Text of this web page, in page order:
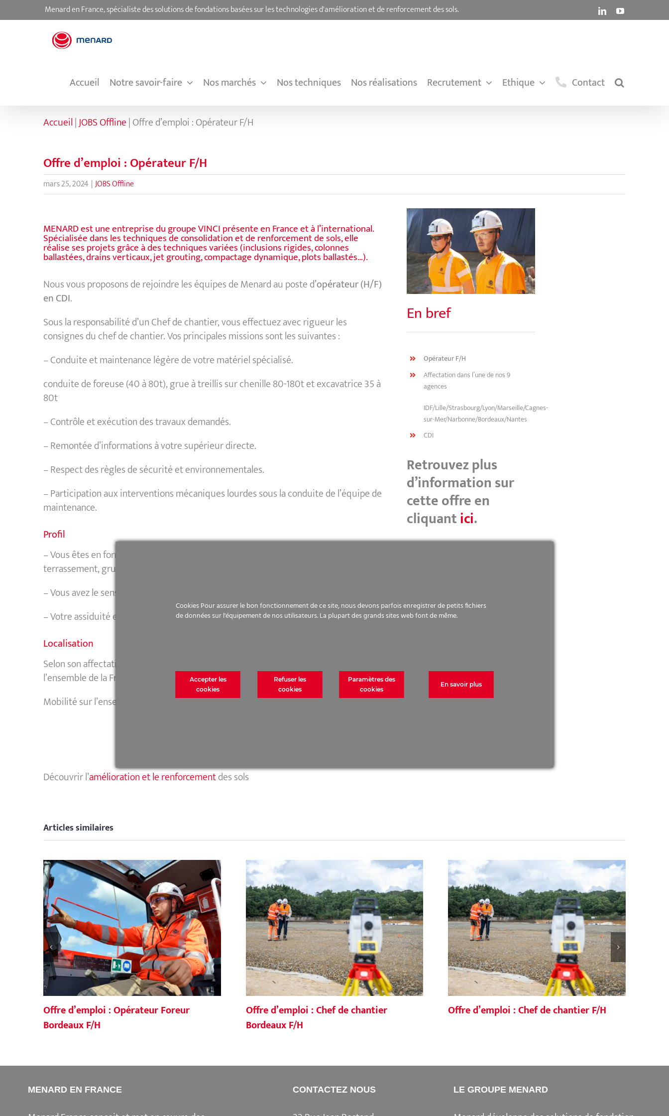
au
Menard en France, spécialiste des solutions de fondations basées sur les technologies d'amélioration et de renforcement des sols. LinkedInYouTube
Accueil Notre savoir-faire Nos marchés Nos techniques Nos réalisations Recrutement Ethique Contact
Accueil|JOBS Offline|Offre d’emploi : Opérateur F/H
Offre d’emploi : Opérateur F/H
mars 25, 2024 | JOBS Offline
MENARD est une entreprise du groupe VINCI présente en France et à l’international.
Spécialisée dans les techniques de consolidation et de renforcement de sols, elle
réalise ses projets grâce à des techniques variées (inclusions rigides, colonnes
ballastées, drains verticaux, jet grouting, compactage dynamique, plots ballastés…).
Nous vous proposons de rejoindre les équipes de Menard au poste d’opérateur (H/F)
en CDI.
Sous la responsabilité d’un Chef de chantier, vous effectuez avec rigueur les
consignes du chef de chantier. Vos principales missions sont les suivantes :
– Conduite et maintenance légère de votre matériel spécialisé.
conduite de foreuse (40 à 80t), grue à treillis sur chenille 80-180t et excavatrice 35 à
80t
– Contrôle et exécution des travaux demandés.
– Remontée d’informations à votre supérieur directe.
– Respect des règles de sécurité et environnementales.
– Participation aux interventions mécaniques lourdes sous la conduite de l’équipe de
maintenance.
Profil
– Vous êtes en formation à la conduite de matériel de TP (excavatrices, engins de
terrassement, grues…)
– Vous avez le sens du travail d’équipe.
– Votre assiduité et votre ponctualité vous seront indispensables pour le poste.
Localisation
Selon son affectation au sein de son agence en France. (9 agences possibles sur
l’ensemble de la France).
Mobilité sur l’ensemble de la région.
En bref
Opérateur F/H
Affectation dans l’une de nos 9
agences
IDF/Lille/Strasbourg/Lyon/Marseille/Cagnes-
sur-Mer/Narbonne/Bordeaux/Nantes
CDI
Retrouvez plus
d’information sur
cette offre en
cliquantici.
Découvrir l’amélioration et le renforcementdes sols
Articles similaires
Offre d’emploi : Opérateur Foreur
Bordeaux F/H
Offre d’emploi : Chef de chantier
Bordeaux F/H
Offre d’emploi : Chef de chantier F/H
MENARD EN FRANCE CONTACTEZ NOUS LE GROUPE MENARD
Cookies Pour assurer le bon fonctionnement de ce site, nous devons parfois enregistrer de petits fichiers
de données sur l'équipement de nos utilisateurs. La plupart des grands sites web font de même.
Accepter les
cookies
Refuser les
cookies
En savoir plus
Paramètres des
cookies